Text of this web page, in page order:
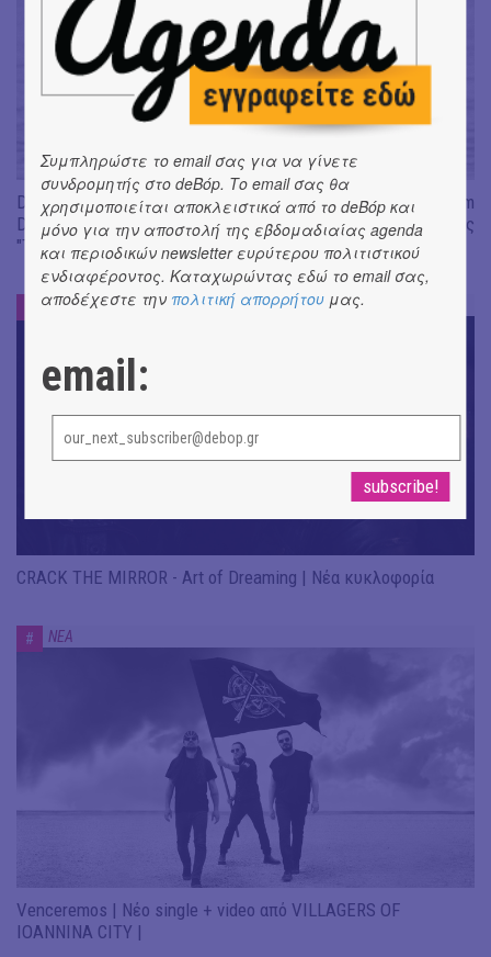
Don't Let Me Be Misunderstood | Alexandros Livitsanos, Willem
Dafoe, Czech Studio Orchestra | Από το soundtrack της ταινίας
"The Birthday Party"
ΝΕΑ
CRACK THE MIRROR - Art of Dreaming | Νέα κυκλοφορία
# ΝΕΑ
Venceremos | Νέο single + video από VILLAGERS OF
IOANNINA CITY |
Συμπληρώστε το email σας για να γίνετε
συνδρομητής στο deBόp. Το email σας θα
χρησιμοποιείται αποκλειστικά από το deBόp και
μόνο για την αποστολή της εβδομαδιαίας agenda
και περιοδικών newsletter ευρύτερου πολιτιστικού
ενδιαφέροντος. Καταχωρώντας εδώ το email σας,
αποδέχεστε την πολιτική απορρήτου μας.
email: